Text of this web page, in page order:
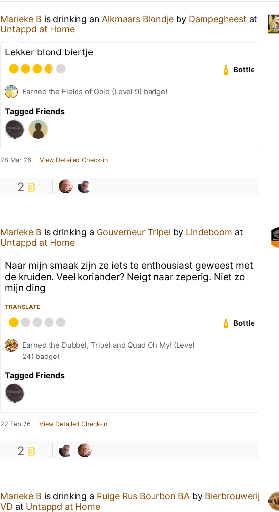
Marieke B is drinking an Alkmaars Blondje by Dampegheest at
Untappd at Home
Lekker blond biertje
Bottle
Earned the Fields of Gold (Level 9) badge!
Tagged Friends
28 Mar 26 View Detailed Check-in
2
Marieke B is drinking a Gouverneur Tripel by Lindeboom at
Untappd at Home
Naar mijn smaak zijn ze iets te enthousiast geweest met
de kruiden. Veel koriander? Neigt naar zeperig. Niet zo
mijn ding
TRANSLATE
Bottle
Earned the Dubbel, Tripel and Quad Oh My! (Level
24) badge!
Tagged Friends
22 Feb 26 View Detailed Check-in
2
Marieke B is drinking a Ruige Rus Bourbon BA by Bierbrouwerij
VD at Untappd at Home